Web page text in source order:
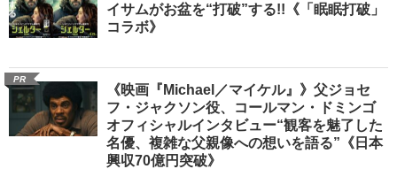
イサムがお盆を“打破”する!!《「眠眠打破」
コラボ》
PR
《映画『Michael／マイケル』》父ジョセ
フ・ジャクソン役、コールマン・ドミンゴ
オフィシャルインタビュー“観客を魅了した
名優、複雑な父親像への想いを語る”《日本
興収70億円突破》